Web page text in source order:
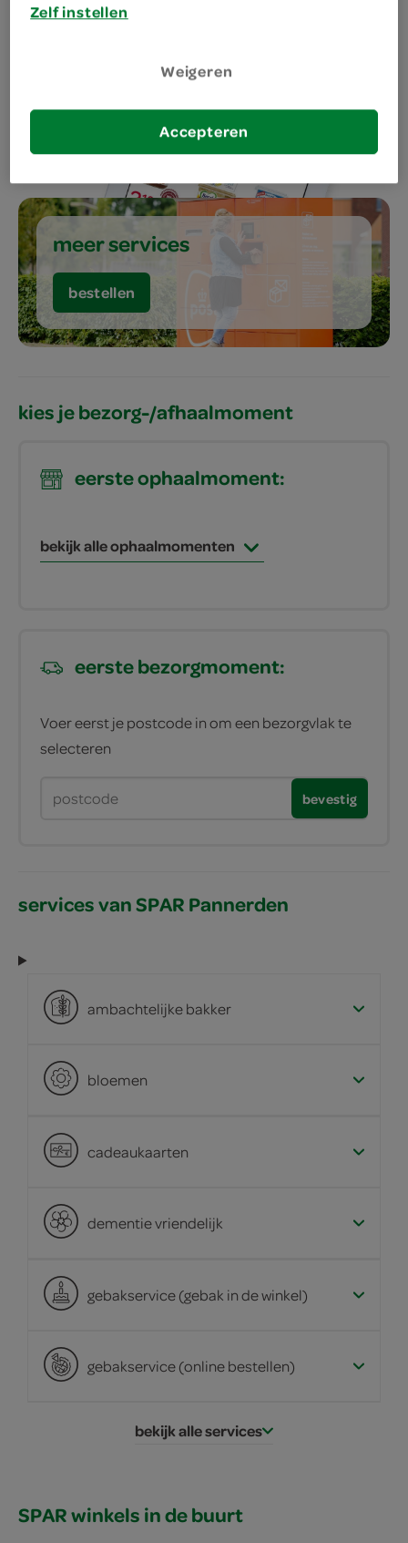
meer services
bestellen
kies je bezorg-/afhaalmoment
eerste ophaalmoment:
bekijk alle ophaalmomenten
eerste bezorgmoment:
Voer eerst je postcode in om een bezorgvlak te
selecteren
bevestig
services van SPAR Pannerden
ambachtelijke bakker
bloemen
cadeaukaarten
dementie vriendelijk
gebakservice (gebak in de winkel)
gebakservice (online bestellen)
bekijk alle services
SPAR winkels in de buurt
Zelf instellen
Weigeren
Accepteren